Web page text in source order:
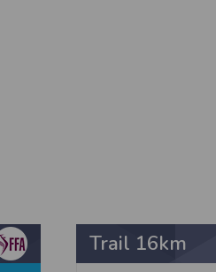
Trail 16km
ordinateur. Notez cependant que